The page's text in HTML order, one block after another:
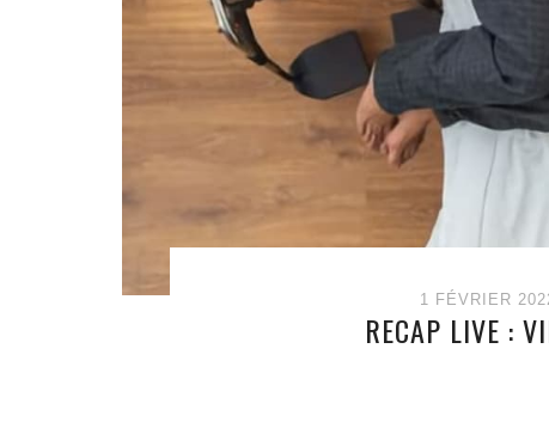
1 FÉVRIER
RECAP LIVE :